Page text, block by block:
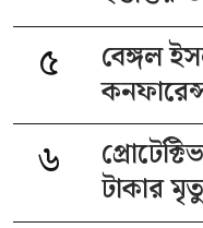
৫
বেঙ্গল
৬
টাকার